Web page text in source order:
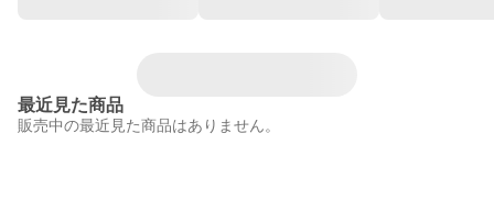
最近見た商品
販売中の最近見た商品はありません。